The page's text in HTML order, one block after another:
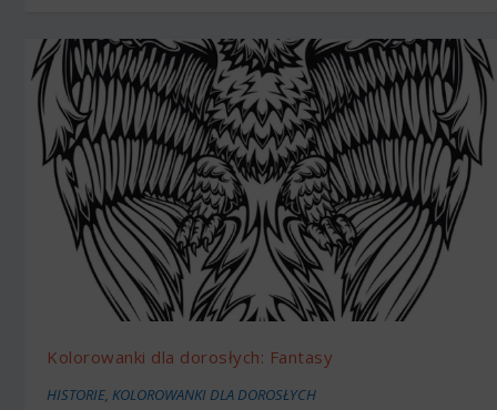
Kolorowanki dla dorosłych: Fantasy
HISTORIE,KOLOROWANKI DLA DOROSŁYCH